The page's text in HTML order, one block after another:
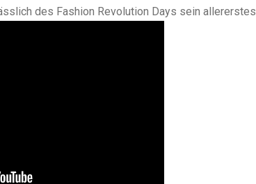
des Fashion Revolution Days sein allererstes